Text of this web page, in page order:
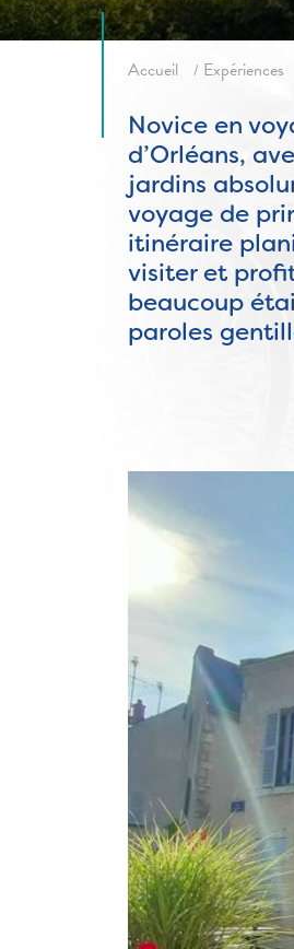
Fil d'ariane
Accueil Expériences
Novice en
d’Orléans,
jardins
voyage de
itinéraire
visiter et
beaucoup
paroles